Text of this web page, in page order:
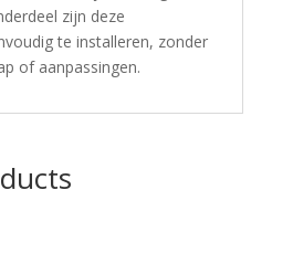
zijn deze
te installeren, zonder
of aanpassingen.​